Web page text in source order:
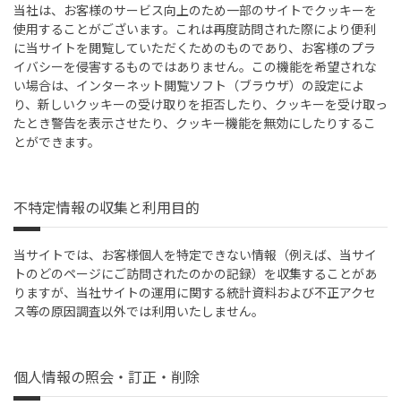
当社は、お客様のサービス向上のため一部のサイトでクッキーを
使用することがございます。これは再度訪問された際により便利
に当サイトを閲覧していただくためのものであり、お客様のプラ
イバシーを侵害するものではありません。この機能を希望されな
い場合は、インターネット閲覧ソフト（ブラウザ）の設定によ
り、新しいクッキーの受け取りを拒否したり、クッキーを受け取っ
たとき警告を表示させたり、クッキー機能を無効にしたりするこ
とができます。
不特定情報の収集と利用目的
当サイトでは、お客様個人を特定できない情報（例えば、当サイ
トのどのページにご訪問されたのかの記録）を収集することがあ
りますが、当社サイトの運用に関する統計資料および不正アクセ
ス等の原因調査以外では利用いたしません。
個人情報の照会・訂正・削除